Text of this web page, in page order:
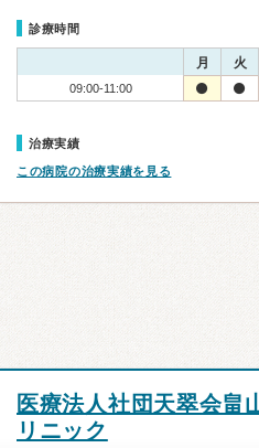
診療時間
月 火
09:00-11:00
治療実績
この病院の治療実績を見る
医療法人社団天翠会畠
リニック